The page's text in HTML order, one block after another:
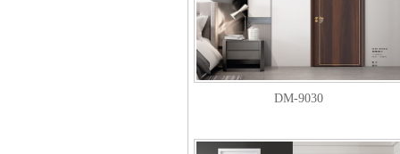
DM-9030